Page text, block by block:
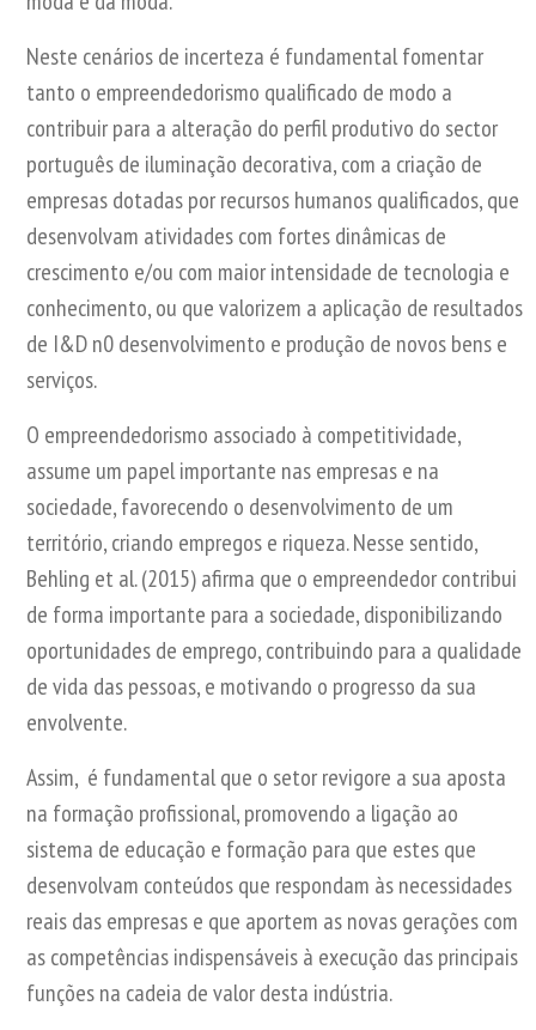
Neste cenários de incerteza é fundamental fomentar
tanto o empreendedorismo qualificado de modo a
contribuir para a alteração do perfil produtivo do sector
português de iluminação decorativa, com a criação de
empresas dotadas por recursos humanos qualificados, que
desenvolvam atividades com fortes dinâmicas de
crescimento e/ou com maior intensidade de tecnologia e
conhecimento, ou que valorizem a aplicação de resultados
de I&D n0 desenvolvimento e produção de novos bens e
serviços.
O empreendedorismo associado à competitividade,
assume um papel importante nas empresas e na
sociedade, favorecendo o desenvolvimento de um
território, criando empregos e riqueza. Nesse sentido,
Behling et al. (2015) afirma que o empreendedor contribui
de forma importante para a sociedade, disponibilizando
oportunidades de emprego, contribuindo para a qualidade
de vida das pessoas, e motivando o progresso da sua
envolvente.
Assim, é fundamental que o setor revigore a sua aposta
na formação profissional, promovendo a ligação ao
sistema de educação e formação para que estes que
desenvolvam conteúdos que respondam às necessidades
reais das empresas e que aportem as novas gerações com
as competências indispensáveis à execução das principais
funções na cadeia de valor desta indústria.